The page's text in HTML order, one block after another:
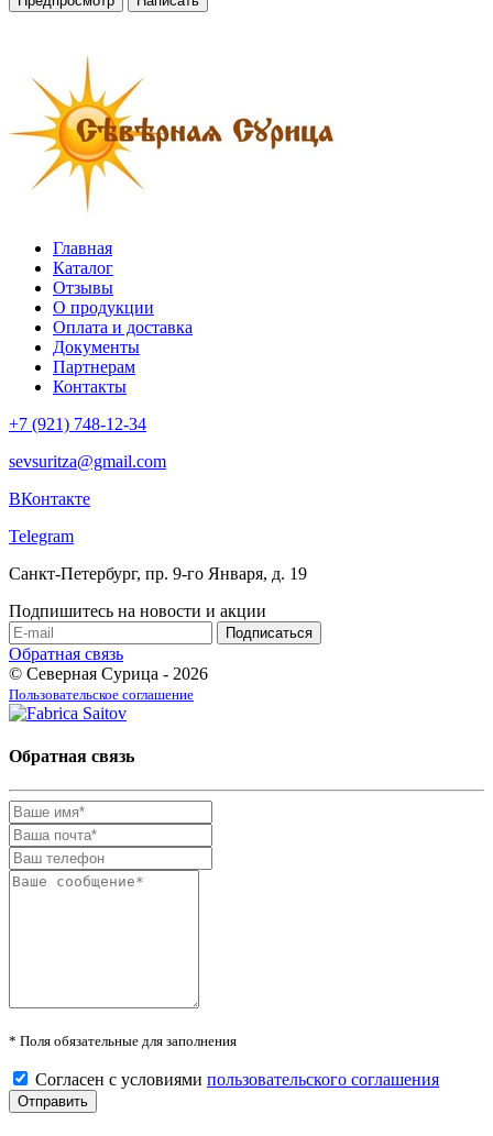
Главная
Каталог
Отзывы
О продукции
Оплата и доставка
Документы
Партнерам
Контакты
+7 (921) 748-12-34
sevsuritza@gmail.com
ВКонтакте
Telegram
Санкт-Петербург, пр. 9-го Января, д. 19
Подпишитесь на новости и акции
Обратная связь
© Северная Сурица - 2026
Пользовательское соглашение
Обратная связь
* Поля обязательные для заполнения
Согласен с условиями пользовательского соглашения